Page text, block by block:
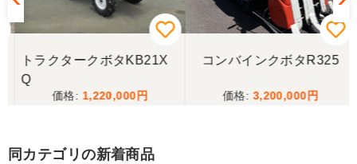
購入から引き取りまでスムーズでした。ありがとう
ございました。
当方の要望に対して、素早く対応していただき感謝
トラクタークボタKB21X
Q
1,220,000
コンバインクボタR325
3,200,000
同カテゴリの新着商品